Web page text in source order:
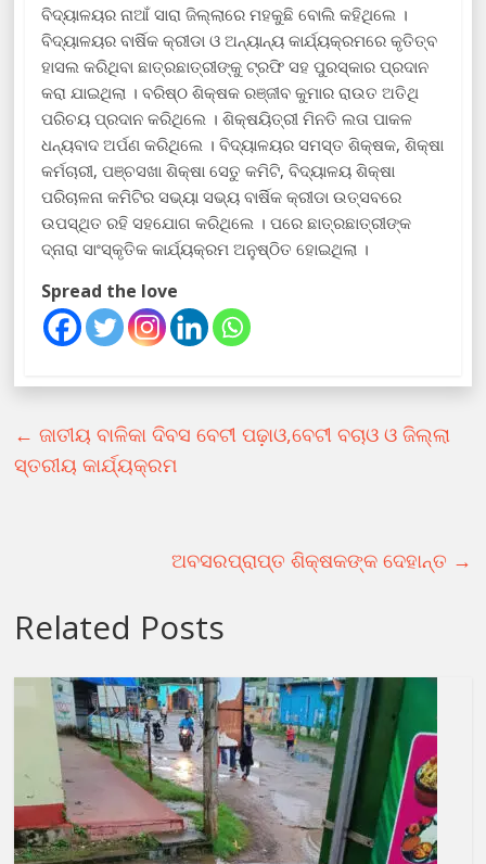
ବିଦ୍ୟାଳୟର ନାଆଁ ସାରା ଜିଲ୍ଲାରେ ମହକୁଛି ବୋଲି କହିଥିଲେ ।
ବିଦ୍ୟାଳୟର ବାର୍ଷିକ କ୍ରୀଡା ଓ ଅନ୍ୟାନ୍ୟ କାର୍ଯ୍ୟକ୍ରମରେ କୃତିତ୍ବ
ହାସଲ କରିଥିବା ଛାତ୍ରଛାତ୍ରୀଙ୍କୁ ଟ୍ରଫି ସହ ପୁରସ୍କାର ପ୍ରଦାନ
କରା ଯାଇଥିଲା । ବରିଷ୍ଠ ଶିକ୍ଷକ ରଞ୍ଜୀବ କୁମାର ରାଉତ ଅତିଥି
ପରିଚୟ ପ୍ରଦାନ କରିଥିଲେ । ଶିକ୍ଷୟିତ୍ରୀ ମିନତି ଲତା ପାକଳ
ଧନ୍ୟବାଦ ଅର୍ପଣ କରିଥିଲେ । ବିଦ୍ୟାଳୟର ସମସ୍ତ ଶିକ୍ଷକ, ଶିକ୍ଷା
କର୍ମଚାରୀ, ପଞ୍ଚସଖା ଶିକ୍ଷା ସେତୁ କମିଟି, ବିଦ୍ୟାଳୟ ଶିକ୍ଷା
ପରିଚାଳନା କମିଟିର ସଭ୍ୟା ସଭ୍ୟ ବାର୍ଷିକ କ୍ରୀଡା ଉତ୍ସବରେ
ଉପସ୍ଥିତ ରହି ସହଯୋଗ କରିଥିଲେ । ପରେ ଛାତ୍ରଛାତ୍ରୀଙ୍କ
ଦ୍ନାରା ସାଂସ୍କୃତିକ କାର୍ଯ୍ୟକ୍ରମ ଅନୁଷ୍ଠିତ ହୋଇଥିଲା ।
Spread the love
← ଜାତୀୟ ବାଳିକା ଦିବସ ବେଟୀ ପଢ଼ାଓ,ବେଟୀ ବଚାଓ ଓ ଜିଲ୍ଲା
ସ୍ତରୀୟ କାର୍ଯ୍ୟକ୍ରମ
ଅବସରପ୍ରାପ୍ତ ଶିକ୍ଷକଙ୍କ ଦେହାନ୍ତ →
Related Posts